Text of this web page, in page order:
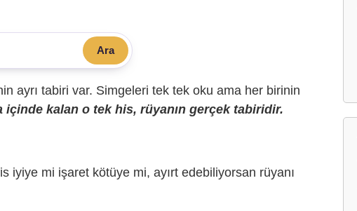
Ara
ayrı tabiri var. Simgeleri tek tek oku ama her birinin
içinde kalan o tek his, rüyanın gerçek tabiridir.
iyiye mi işaret kötüye mi, ayırt edebiliyorsan rüyanı